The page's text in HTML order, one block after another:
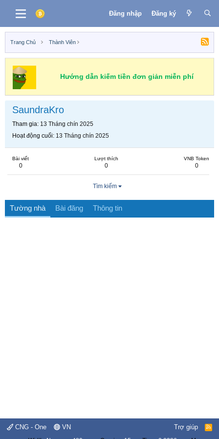
Đăng nhập Đăng ký
Trang Chủ Thành Viên
Hướng dẫn kiếm tiền đơn giản miễn phí
SaundraKro
Tham gia 13 Tháng chín 2025
Hoạt động cuối 13 Tháng chín 2025
Bài viết
0
Lượt thích
0
VNB Token
0
Tìm kiếm
Tường nhà Bài đăng Thông tin
CNG - One VN Trợ giúp
R